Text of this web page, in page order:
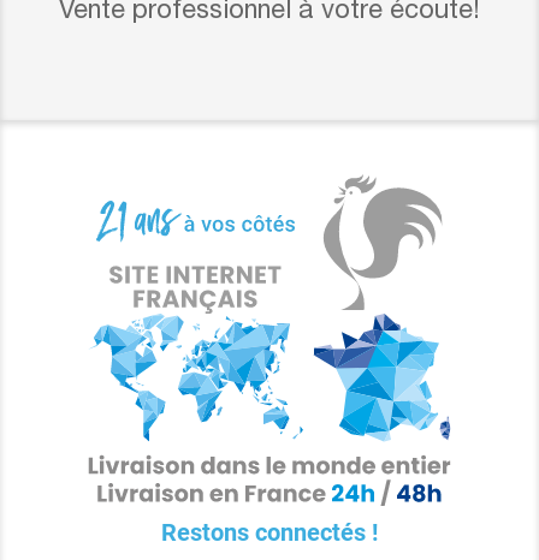
Vente professionnel à votre écoute!
Restons connectés !